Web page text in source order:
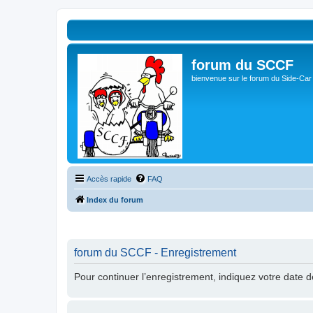
forum du SCCF
bienvenue sur le forum du Side-
Accès rapide FAQ
Index du forum
forum du SCCF - Enregistrement
Pour continuer l’enregistrement, indiquez votre date